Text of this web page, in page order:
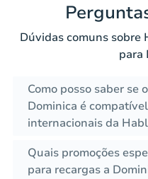
Dúvidas comuns sobre
para
Como posso saber se
Dominica é
internacionais da
Quais promoções
para recargas a